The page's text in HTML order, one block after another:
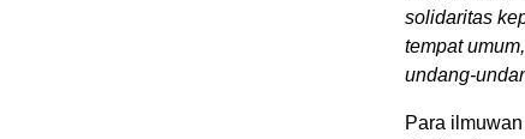
solidaritas
tempat
undang-
Para